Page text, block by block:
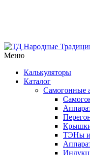
Меню
Калькуляторы
Каталог
Самогонные
ТЭНы и